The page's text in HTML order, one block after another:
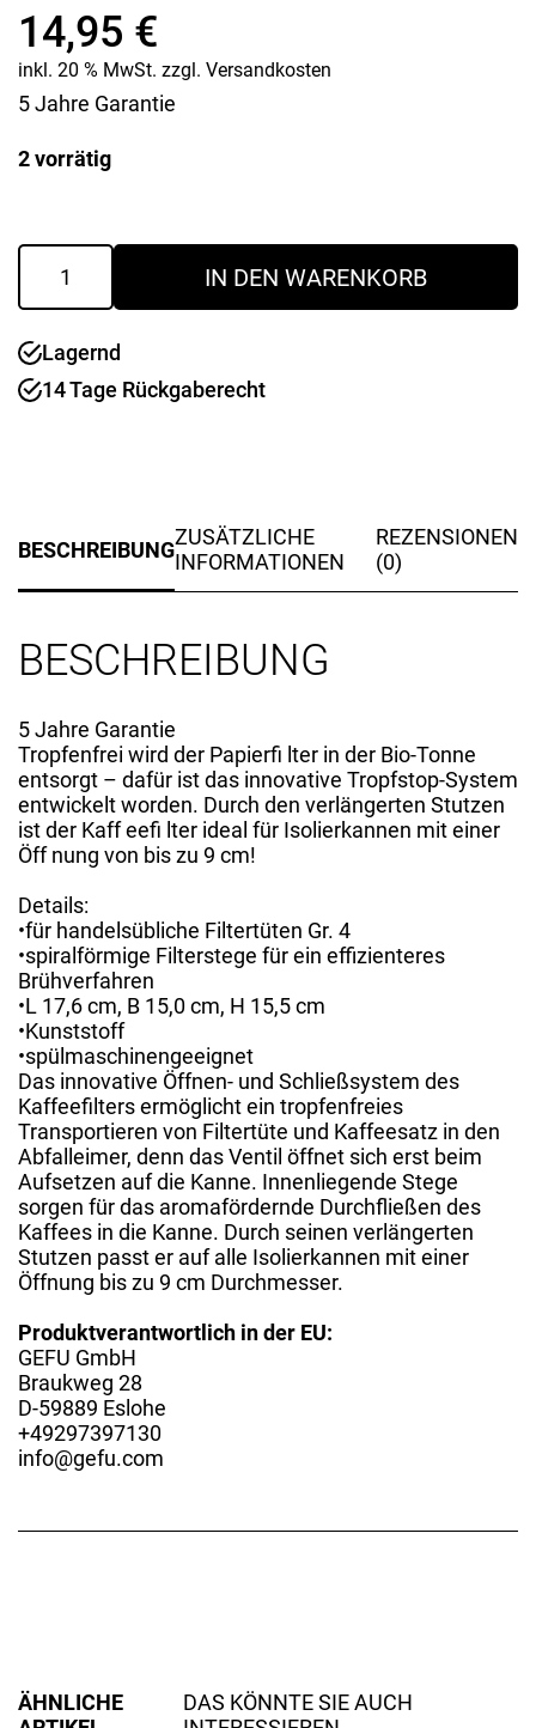
14,95 €
inkl. 20 % MwSt. zzgl. Versandkosten
5 Jahre Garantie
2 vorrätig
Kaffeefilter
4
Menge
IN DEN WARENKORB
Lagernd
14 Tage Rückgaberecht
BESCHREIBUNGZUSÄTZLICHE
INFORMATIONEN
REZENSIONEN
(0)
BESCHREIBUNG
5 Jahre Garantie
Tropfenfrei wird der Papierfi lter in der Bio-Tonne
entsorgt – dafür ist das innovative Tropfstop-System
entwickelt worden. Durch den verlängerten Stutzen
ist der Kaff eefi lter ideal für Isolierkannen mit einer
Öff nung von bis zu 9 cm!
Details:
•für handelsübliche Filtertüten Gr. 4
•spiralförmige Filterstege für ein effizienteres
Brühverfahren
•L 17,6 cm, B 15,0 cm, H 15,5 cm
•Kunststoff
•spülmaschinengeeignet
Das innovative Öffnen- und Schließsystem des
Kaffeefilters ermöglicht ein tropfenfreies
Transportieren von Filtertüte und Kaffeesatz in den
Abfalleimer, denn das Ventil öffnet sich erst beim
Aufsetzen auf die Kanne. Innenliegende Stege
sorgen für das aromafördernde Durchfließen des
Kaffees in die Kanne. Durch seinen verlängerten
Stutzen passt er auf alle Isolierkannen mit einer
Öffnung bis zu 9 cm Durchmesser.
Produktverantwortlich in der EU:
GEFU GmbH
Braukweg 28
D-59889 Eslohe
+49297397130
info@gefu.com
ÄHNLICHE
DAS KÖNNTE SIE AUCH